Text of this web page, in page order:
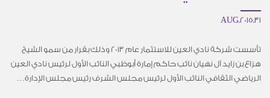
31.AUG.2015
تأسست شركة نادي العين للاستثمار عام 2013 وذلك بقرار من سمو الشيخ
هزاع بن زايد آل نهيان نائب حاكم إمارة أبوظبي النائب الأول لرئيس نادي العين
الرياضي الثقافي النائب الأول لرئيس مجلس الشرف رئيس مجلس الإدارة…